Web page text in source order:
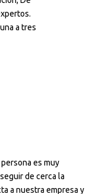
a tres
es muy
de cerca la
a nuestra empresa y